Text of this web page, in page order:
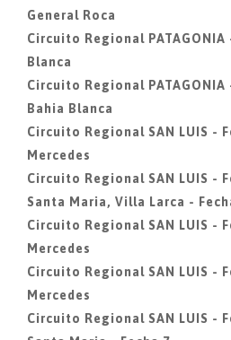
General Roca
Circuito Regional PATAGONIA
Blanca
Circuito Regional PATAGONIA
Bahia Blanca
Circuito Regional SAN LUIS -
Mercedes
Circuito Regional SAN LUIS -
Santa Maria, Villa Larca -
Circuito Regional SAN LUIS -
Mercedes
Circuito Regional SAN LUIS -
Mercedes
Circuito Regional SAN LUIS -